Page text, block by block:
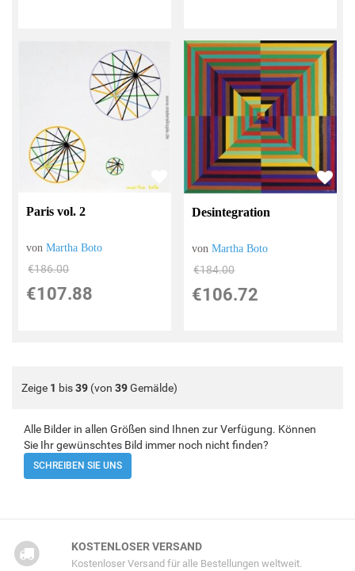
Paris vol. 2
vonMartha Boto
€186.00
€107.88
Desintegration
vonMartha Boto
€184.00
€106.72
Zeige 1 bis39 (von 39Gemälde)
Alle Bilder in allen Größen sind Ihnen zur Verfügung. Können
Sie Ihr gewünschtes Bild immer noch nicht finden?
SCHREIBEN SIE UNS
KOSTENLOSER VERSAND
Kostenloser Versand für alle Bestellungen weltweit.